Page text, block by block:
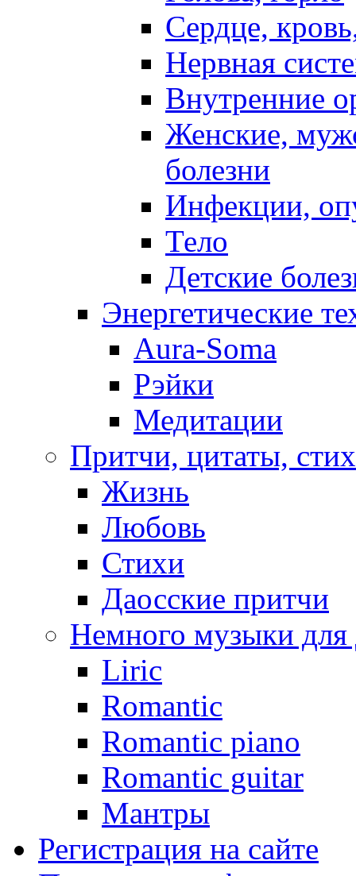
Сердце,
Нервная
Внутренние
Женские,
болезни
Инфекции,
Тело
Детские
Энергетические
Aura-Soma
Рэйки
Медитации
Притчи, цитаты,
Жизнь
Любовь
Стихи
Даосские притчи
Немного музыки
Liric
Romantic
Romantic piano
Romantic guitar
Мантры
Регистрация на сайте